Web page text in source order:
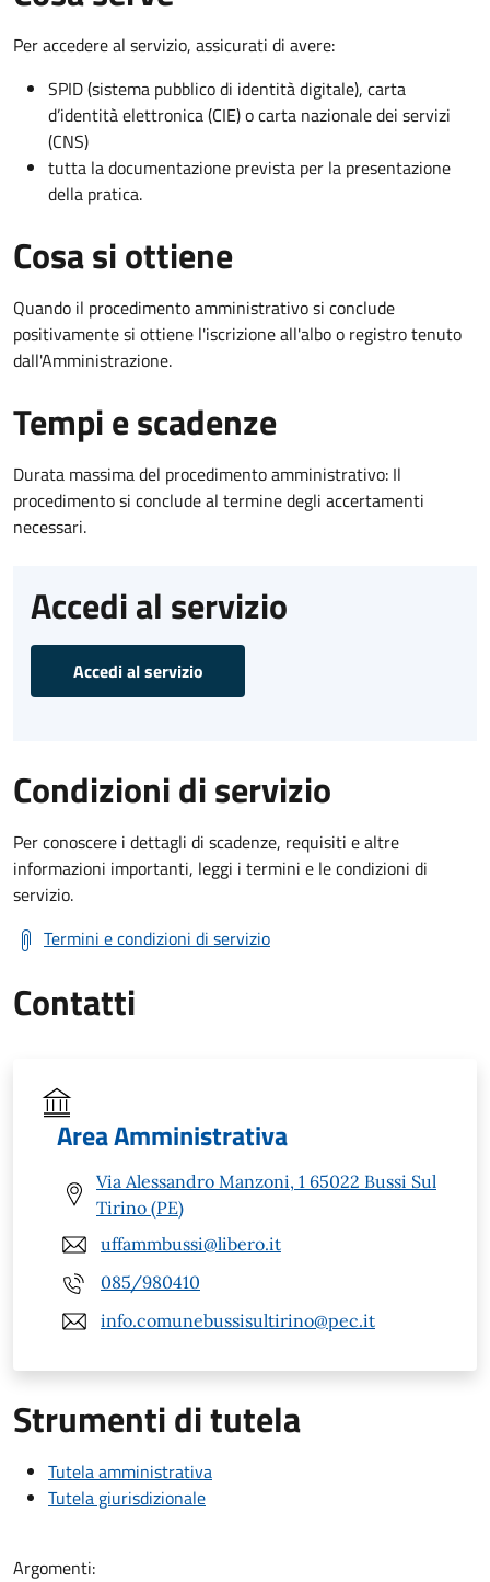
Per accedere al servizio, assicurati di avere:
SPID (sistema pubblico di identità digitale), carta
d’identità elettronica (CIE) o carta nazionale dei servizi
(CNS)
tutta la documentazione prevista per la presentazione
della pratica.
Cosa si ottiene
Quando il procedimento amministrativo si conclude
positivamente si ottiene l'iscrizione all'albo o registro tenuto
dall'Amministrazione.
Tempi e scadenze
Durata massima del procedimento amministrativo: Il
procedimento si conclude al termine degli accertamenti
necessari.
Accedi al servizio
Accedi al servizio
Condizioni di servizio
Per conoscere i dettagli di scadenze, requisiti e altre
informazioni importanti, leggi i termini e le condizioni di
servizio.
Termini e condizioni di servizio
Contatti
Area Amministrativa
Via Alessandro Manzoni, 1 65022 Bussi Sul
Tirino (PE)
uffammbussi@libero.it
085/980410
info.comunebussisultirino@pec.it
Strumenti di tutela
Tutela amministrativa
Tutela giurisdizionale
Argomenti: